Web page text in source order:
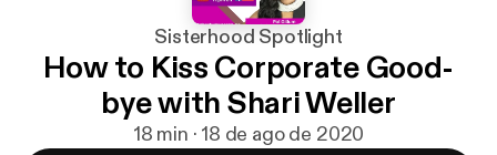
Sisterhood Spotlight
How to Kiss Corporate Good-
bye with Shari Weller
18 min · 18 de ago de 2020